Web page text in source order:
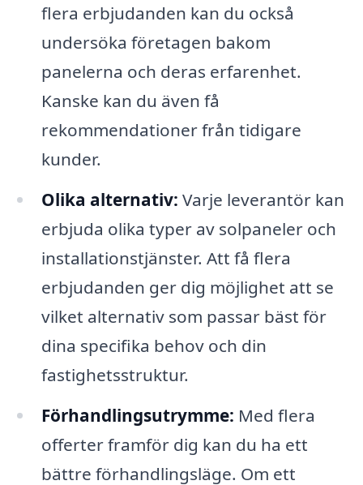
flera erbjudanden kan du också
undersöka företagen bakom
panelerna och deras erfarenhet.
Kanske kan du även få
rekommendationer från tidigare
kunder.
Olika alternativ: Varje leverantör kan
erbjuda olika typer av solpaneler och
installationstjänster. Att få flera
erbjudanden ger dig möjlighet att se
vilket alternativ som passar bäst för
dina specifika behov och din
fastighetsstruktur.
Förhandlingsutrymme: Med flera
offerter framför dig kan du ha ett
bättre förhandlingsläge. Om ett